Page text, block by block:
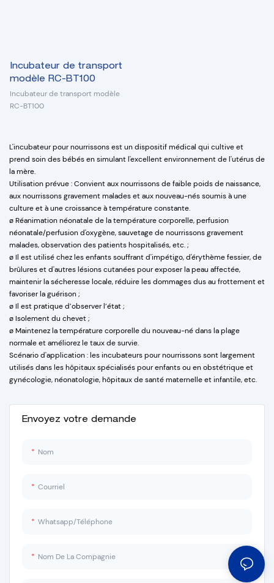
Envoyez votre demande
Nom
Courriel
Whatsapp/Téléphone
Nom De La Compagnie
Incubateur de transport
modèle RC-BT100
Incubateur de transport modèle
RC-BT100
L'incubateur pour nourrissons est un dispositif médical qui cultive et
prend soin des bébés en simulant l'excellent environnement de l'utérus de
la mère.
Utilisation prévue : Convient aux nourrissons de faible poids de naissance,
aux nourrissons gravement malades et aux nouveau-nés soumis à une
culture et à une croissance à température constante.
ø Réanimation néonatale de la température corporelle, perfusion
néonatale/perfusion d'oxygène, sauvetage de nourrissons gravement
malades, observation des patients hospitalisés, etc. ;
ø Il est utilisé chez les enfants souffrant d'impétigo, d'érythème fessier, de
brûlures et d'autres lésions cutanées pour exposer la peau affectée,
maintenir la sécheresse locale, réduire les dommages dus au frottement et
favoriser la guérison ;
ø Il est pratique d’observer l’état ;
ø Isolement du chevet ;
ø Maintenez la température corporelle du nouveau-né dans la plage
normale et améliorez le taux de survie.
Scénario d'application : les incubateurs pour nourrissons sont largement
utilisés dans les hôpitaux spécialisés pour enfants ou en obstétrique et
gynécologie, néonatologie, hôpitaux de santé maternelle et infantile, etc.